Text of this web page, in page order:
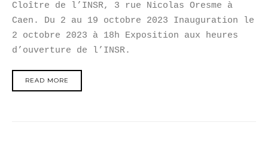
Cloître de l’INSR, 3 rue Nicolas Oresme à
Caen. Du 2 au 19 octobre 2023 Inauguration le
2 octobre 2023 à 18h Exposition aux heures
d’ouverture de l’INSR.
READ MORE